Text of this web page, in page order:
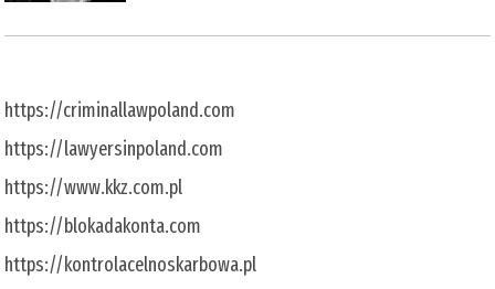
https://criminallawpoland.com
https://lawyersinpoland.com
https://www.kkz.com.pl
https://blokadakonta.com
https://kontrolacelnoskarbowa.pl